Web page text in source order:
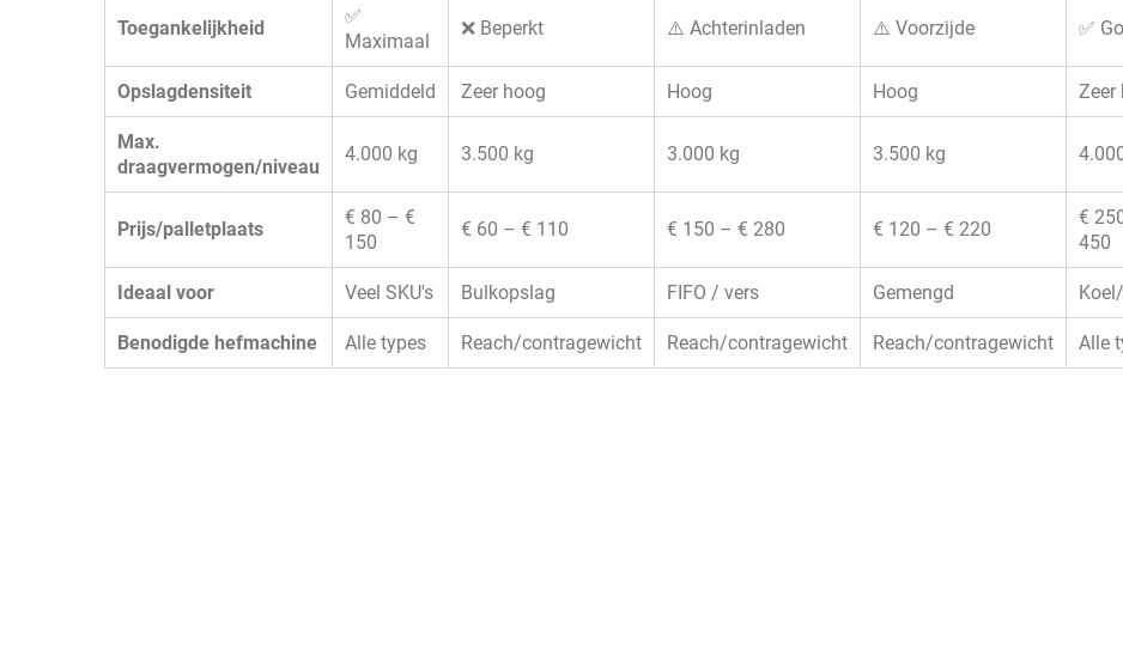
Toegankelijkheid
✅
Maximaal
❌ Beperkt ⚠️ Achterinladen ⚠️ Voorzijde ✅
Opslagdensiteit Gemiddeld Zeer hoog Hoog Hoog Zeer
Max.
draagvermogen/niveau
4.000 kg 3.500 kg 3.000 kg 3.500 kg
Prijs/palletplaats
€ 80 – €
150
€ 60 – € 110 € 150 – € 280 € 120 – € 220
€
450
Ideaal voor Veel SKU's Bulkopslag FIFO / vers Gemengd
Benodigde hefmachine Alle types Reach/contragewicht Reach/contragewicht Reach/contragewicht Alle